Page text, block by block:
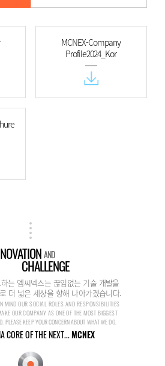
MCNEX-Company
Profile2024_Kor
AND
CHALLENGE
는 엠씨넥스는 끊임없는 기술 개발을
더 넓은 세상을 향해 나아가겠습니다.
MIND OUR SOCIAL ROLES AND RESPONSIBILITIES
OUR COMPANY AS ONE OF THE MOST BIGGEST
PLEASE KEEP YOUR CONCERN ABOUT WHAT WE DO.
CORE OF THE NEXT...MCNEX